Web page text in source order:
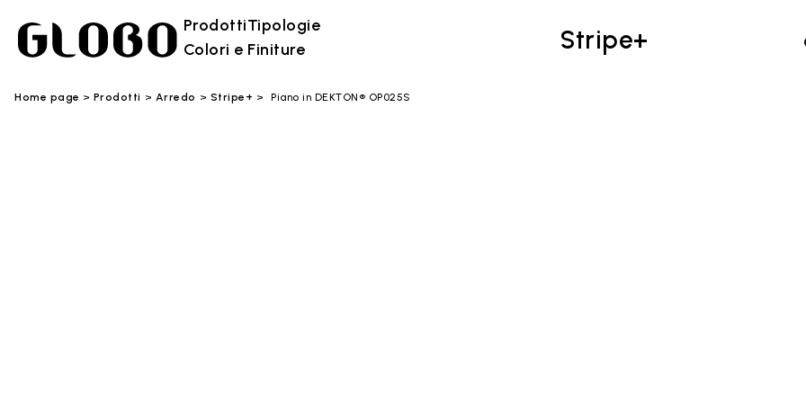
ProdottiTipologie
Colori e Finiture
Home page Prodotti Arredo Stripe+ Piano in DEKTON® OP025S
Stripe+